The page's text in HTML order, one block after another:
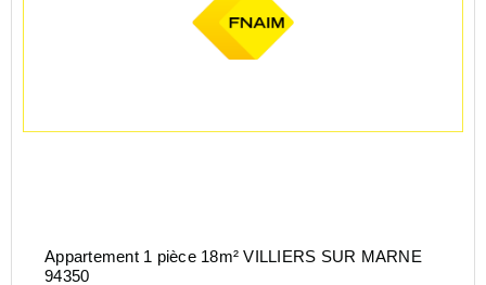
Appartement 1 pièce 18m² VILLIERS SUR MARNE
94350